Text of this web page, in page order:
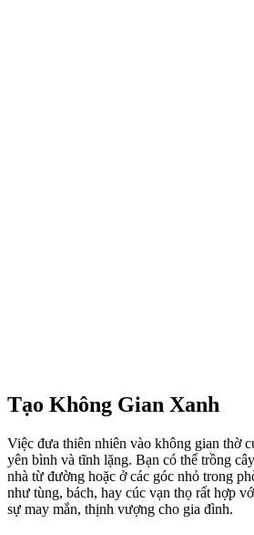
Tạo Không Gian Xanh
Việc đưa thiên nhiên vào không gian thờ
yên bình và tĩnh lặng. Bạn có thể trồng
nhà từ đường hoặc ở các góc nhỏ trong
như tùng, bách, hay cúc vạn thọ rất hợp
sự may mắn, thịnh vượng cho gia đình.